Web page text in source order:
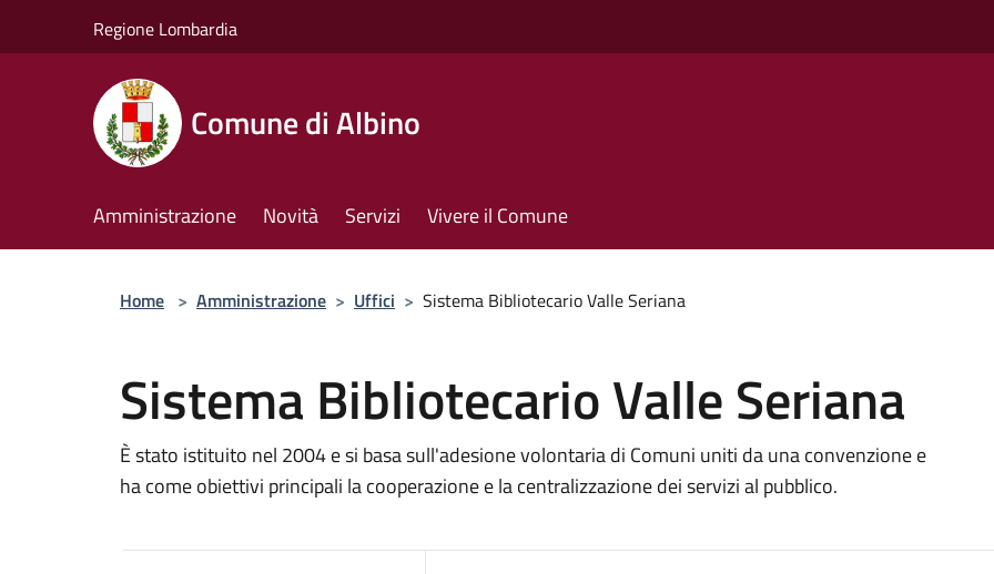
Regione Lombardia
Comune di Albino
Amministrazione Novità Servizi Vivere il Comune
Home > Amministrazione > Uffici > Sistema Bibliotecario Valle Seriana
Sistema Bibliotecario Valle Seriana
È stato istituito nel 2004 e si basa sull'adesione volontaria di Comuni uniti da una convenzione e
ha come obiettivi principali la cooperazione e la centralizzazione dei servizi al pubblico.